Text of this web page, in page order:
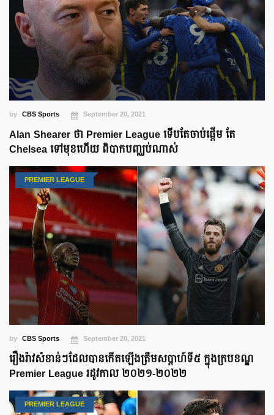
by CBS Sports September 20, 2021
Alan Shearer ថា Premier League ទើបតែចាប់ផ្ដើម តែ
Chelsea ទៅមុខហើយ ពិបាកបញ្ឈប់ណាស់
PREMIER LEAGUE
by CBS Sports September 20, 2021
រឿងរ៉ាវសំខាន់ៗ​ដែលបាន​កើតឡើង​ត្រឹម​សប្តាហ៍ទី៥ ក្នុង​ក្របខណ្ឌ
Premier League រដូវកាល ២០២១-២០២២
PREMIER LEAGUE